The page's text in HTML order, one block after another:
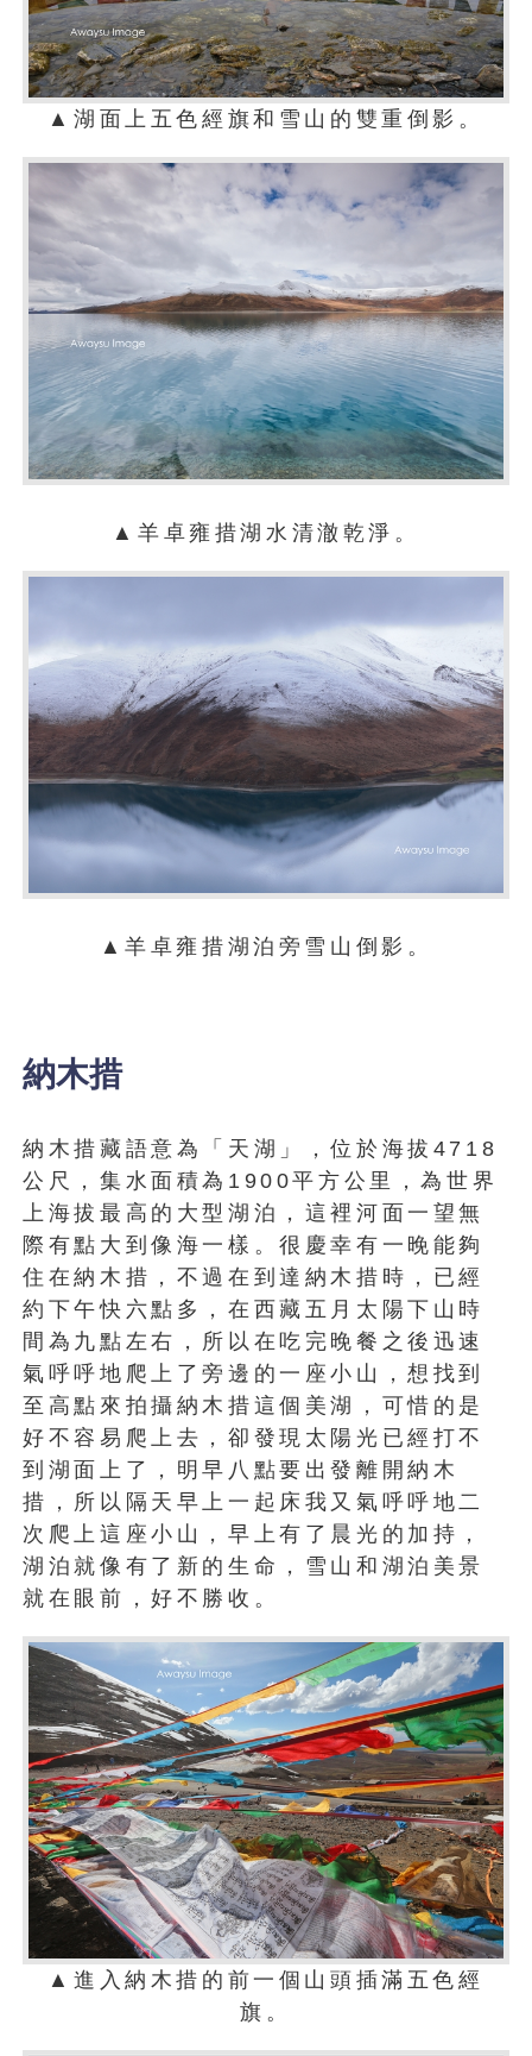
▲湖面上五色經旗和雪山的雙重倒影。
▲羊卓雍措湖水清澈乾淨。
▲羊卓雍措湖泊旁雪山倒影。
納木措
納木措藏語意為「天湖」，位於海拔4718
公尺，集水面積為1900平方公里，為世界
上海拔最高的大型湖泊，這裡河面一望無
際有點大到像海一樣。很慶幸有一晚能夠
住在納木措，不過在到達納木措時，已經
約下午快六點多，在西藏五月太陽下山時
間為九點左右，所以在吃完晚餐之後迅速
氣呼呼地爬上了旁邊的一座小山，想找到
至高點來拍攝納木措這個美湖，可惜的是
好不容易爬上去，卻發現太陽光已經打不
到湖面上了，明早八點要出發離開納木
措，所以隔天早上一起床我又氣呼呼地二
次爬上這座小山，早上有了晨光的加持，
湖泊就像有了新的生命，雪山和湖泊美景
就在眼前，好不勝收。
▲進入納木措的前一個山頭插滿五色經
旗。